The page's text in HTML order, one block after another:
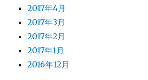
2017年4月
2017年3月
2017年2月
2017年1月
2016年12月